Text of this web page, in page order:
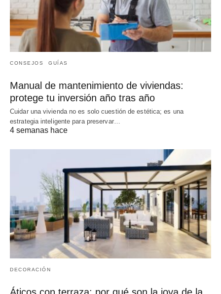
CONSEJOS GUÍAS
Manual de mantenimiento de viviendas:
protege tu inversión año tras año
Cuidar una vivienda no es solo cuestión de estética; es una
estrategia inteligente para preservar…
4 semanas hace
DECORACIÓN